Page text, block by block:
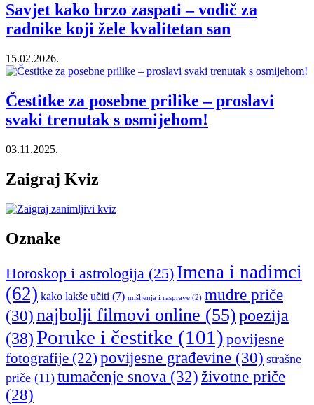
Savjet kako brzo zaspati – vodič za
radnike koji žele kvalitetan san
15.02.2026.
Čestitke za posebne prilike – proslavi
svaki trenutak s osmijehom!
03.11.2025.
Zaigraj Kviz
Oznake
Horoskop i astrologija (25) Imena i nadimci
(62) kako lakše učiti (7) mišljenja i rasprave (2) mudre priče
(30) najbolji filmovi online (55)poezija
(38)Poruke i čestitke (101) povijesne
fotografije (22) povijesne građevine (30) strašne
priče (11) tumačenje snova (32) životne priče
(28)